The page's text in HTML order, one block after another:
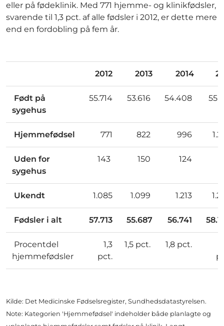
eller på fødeklinik. Med 771 hjemme- og klinikfødsler,
svarende til 1,3 pct. af alle fødsler i 2012, er dette mere
end en fordobling på fem år.
2012 2013 2014
Født på
sygehus
55.714 53.616 54.408
Hjemmefødsel 771 822 996
Uden for
sygehus
143 150 124
Ukendt 1.085 1.099 1.213
Fødsler i alt 57.713 55.687 56.741
Procentdel
hjemmefødsler
1,3
pct.
1,5 pct. 1,8 pct.
Kilde: Det Medicinske Fødselsregister, Sundhedsdatastyrelsen.
Note: Kategorien 'Hjemmefødsel' indeholder både planlagte og